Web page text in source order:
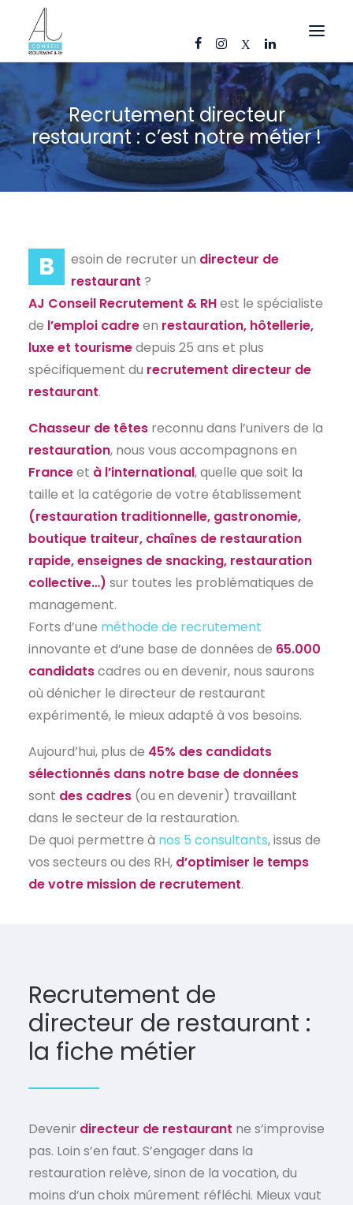
OFFRES D’EMPLOI
CANDIDATS
ENTREPRISES
NOS FICHES MÉTIERS
ACTUS
CONTACT
FR
EN
Recrutement directeur
restaurant : c’est notre métier !
B esoin de recruter un directeur de
restaurant ?
AJ Conseil Recrutement & RHest le spécialiste
de l’emploi cadreen restauration, hôtellerie,
luxe et tourismedepuis 25 ans et plus
spécifiquement du recrutement directeur de
restaurant.
Chasseur de têtes reconnu dans l’univers de la
restauration, nous vous accompagnons en
Franceet à l’international, quelle que soit la
taille et la catégorie de votre établissement
(restauration traditionnelle, gastronomie,
boutique traiteur, chaînes de restauration
rapide, enseignes de snacking, restauration
collective…) sur toutes les problématiques de
management.
Forts d’une méthode de recrutement
innovante et d’une base de données de 65.000
candidatscadres ou en devenir, nous saurons
où dénicher le directeur de restaurant
expérimenté, le mieux adapté à vos besoins.
Aujourd’hui, plus de 45% des candidats
sélectionnés dans notre base de données
sont des cadres (ou en devenir) travaillant
dans le secteur de la restauration.
De quoi permettre à nos 5 consultants, issus de
vos secteurs ou des RH, d’optimiser le temps
de votre mission de recrutement.
Recrutement de
directeur de restaurant :
la fiche métier
Devenir directeur de restaurant ne s’improvise
pas. Loin s’en faut. S’engager dans la
restauration relève, sinon de la vocation, du
moins d’un choix mûrement réfléchi. Mieux vaut